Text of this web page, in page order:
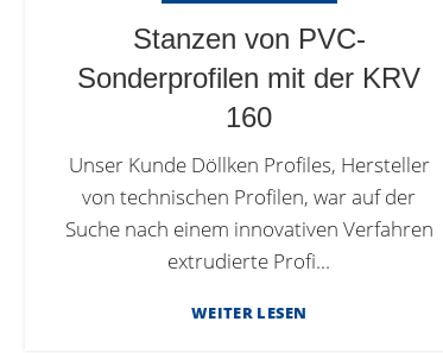
Stanzen von PVC-
Sonderprofilen mit der KRV
160
Unser Kunde Döllken Profiles, Hersteller
von technischen Profilen, war auf der
Suche nach einem innovativen Verfahren
extrudierte Profi...
WEITER LESEN